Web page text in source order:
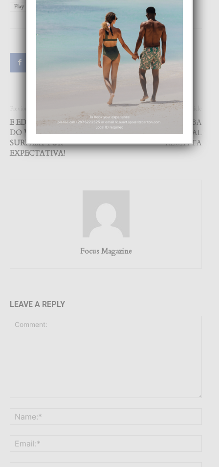
Play
Previous article
E EDICION DI ‘ARUBA, I
DO VOW RENEWAL’ A
SURPASA TUR
EXPECTATIVA!
Next article
ANNUAL ARUBA
INTERNATIONAL
REGATTA
Focus Magazine
LEAVE A REPLY